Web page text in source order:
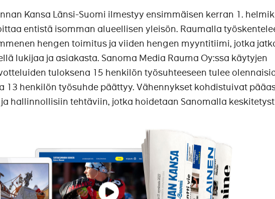
Kansa Länsi-Suomi ilmestyy ensimmäisen kerran 1.
entistä isomman alueellisen yleisön. Raumalla
hengen toimitus ja viiden hengen myyntitiimi, jotka
lukijaa ja asiakasta. Sanoma Media Rauma Oy:ssa käytyjen
tuloksena 15 henkilön työsuhteeseen tulee
13 henkilön työsuhde päättyy. Vähennykset kohdistuivat
hallinnollisiin tehtäviin, jotka hoidetaan Sanomalla